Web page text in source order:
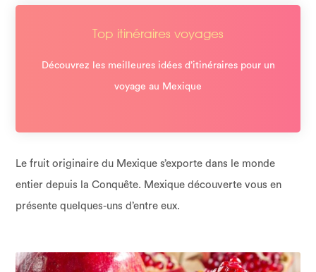
Le fruit originaire du Mexique s’exporte dans le monde
entier depuis la Conquête. Mexique découverte vous en
présente quelques-uns d’entre eux.
Top itinéraires voyages
Découvrez les meilleures idées d’itinéraires pour un
voyage au Mexique